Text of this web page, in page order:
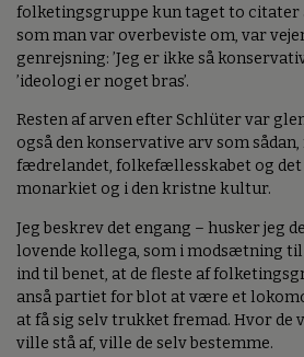
folketingsgruppe kun taget to citater
som man var overbeviste om, var
genrejsning: ’Jeg er ikke så
’ideologi er noget bras’.
Resten af arven efter Schlüter var
også den konservative arv som
fædrelandet, folkefællesskabet og
monarkiet og i den kristne kultur.
Jeg beskrev det engang – husker jeg
lovende kollega, som i modsætning
ind til benet, at de fleste af
anså partiet for blot at være et
at få sig selv trukket fremad. Hvor de
ville stå af, ville de selv bestemme.